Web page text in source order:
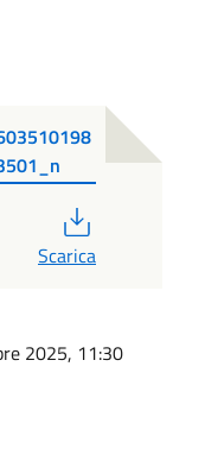
Scarica
2025, 11:30